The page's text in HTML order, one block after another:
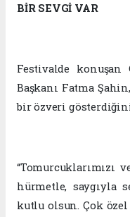
BİR SEVGİ VAR
Festivalde konuşan
Başkanı Fatma
bir özveri
hürmetle, saygıyla
kutlu olsun. Çok